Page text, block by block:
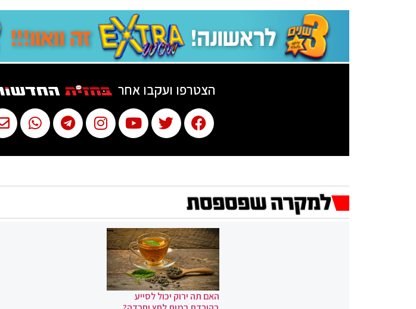
הצטרפו ועקבו אחר
האם תה ירוק יכול לסייע